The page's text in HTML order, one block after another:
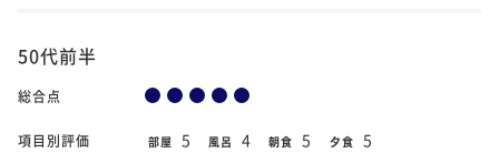
50代前半
総合点
項目別評価 部屋 5 風呂 4 朝食 5 夕食 5